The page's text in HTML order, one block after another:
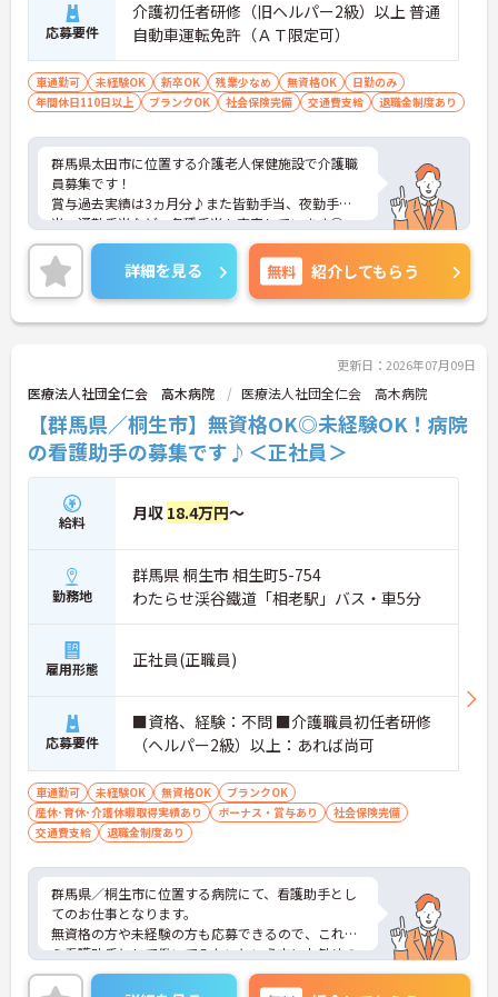
応募要件
介護初任者研修（旧ヘルパー2級）以上 普通
自動車運転免許（ＡＴ限定可）
車通勤可 未経験OK 新卒OK 残業少なめ 無資格OK
日勤のみ
年間休日110日以上
ブランクOK 社会保険完備 交通費支給 退職金制度あり
群馬県太田市に位置する介護老人保健施設で介護職
員募集です！
賞与過去実績は3ヵ月分♪また皆勤手当、夜勤手
当、通勤手当など、各種手当も充実しています◎
無料駐車場付きなので、マイカー通勤もOKです☆
ご興味ある方には面接対策ポイントなど、さらに詳
しい詳細をお話いたしますのでお気軽にご相談くだ
さい。
詳細を見る 無料 紹介してもらう
更新日：2026年07月09日
医療法人社団全仁会 高木病院 医療法人社団全仁会 高木病院
【群馬県／桐生市】無資格OK◎未経験OK！病院
の看護助手の募集です♪＜正社員＞
給料 月収 18.4万円～
勤務地
群馬県 桐生市 相生町5-754
わたらせ渓谷鐵道「相老駅」バス・車5分
雇用形態 正社員(正職員)
応募要件
■資格、経験：不問 ■介護職員初任者研修
（ヘルパー2級）以上：あれば尚可
車通勤可 未経験OK 無資格OK
ブランクOK
産休･育休･介護休暇取得実績あり
ボーナス・賞与あり
社会保険完備
交通費支給
退職金制度あり
群馬県／桐生市に位置する病院にて、看護助手とし
てのお仕事となります。
無資格の方や未経験の方も応募できるので、これか
ら看護助手として働いてみたいという方にお勧めの
求人となっております。24時間対応可能な保育室を